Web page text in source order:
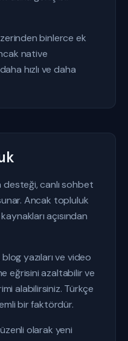
binlerce ek
native
hızlı ve daha
canlı sohbet
Ancak topluluk
açısından
yazıları ve video
eğrisini azaltabilir ve
alabilirsiniz. Türkçe
bir faktördür.
olarak yeni